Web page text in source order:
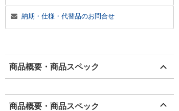
納期・仕様・代替品のお問合せ
商品概要・商品スペック
商品概要・商品スペック